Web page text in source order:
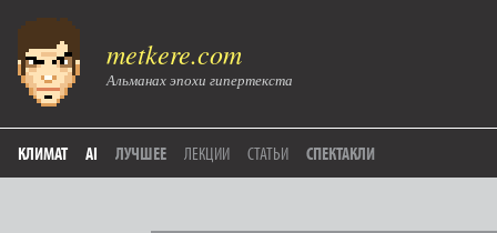
metkere.com
Альманах эпохи гипертекста
КЛИМАТ AI ЛУЧШЕЕ ЛЕКЦИИ СТАТЬИ СПЕКТАКЛИ